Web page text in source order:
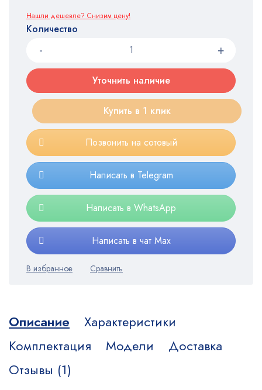
Нашли дешевле? Снизим цену!
Количество
Уточнить наличие
Купить в 1 клик
Позвонить на сотовый
Написать в Telegram
Написать в WhatsApp
Написать в чат Max
Описание
Характеристики
Комплектация
Модели
Доставка
Отзывы (1)